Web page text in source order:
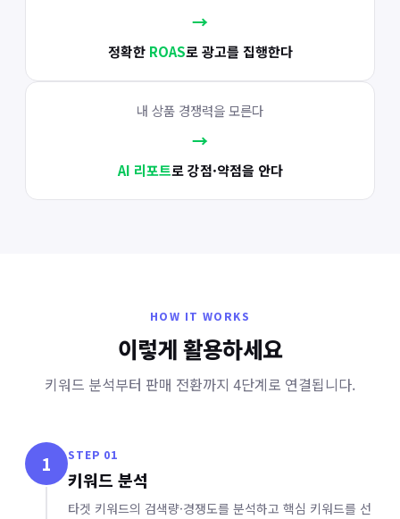
→
정확한 ROAS로 광고를 집행한다
내 상품 경쟁력을 모른다
→
AI 리포트로 강점·약점을 안다
HOW IT WORKS
이렇게 활용하세요
키워드 분석부터 판매 전환까지 4단계로 연결됩니다.
1 STEP 01
키워드 분석
타겟 키워드의 검색량·경쟁도를 분석하고 핵심 키워드를 선